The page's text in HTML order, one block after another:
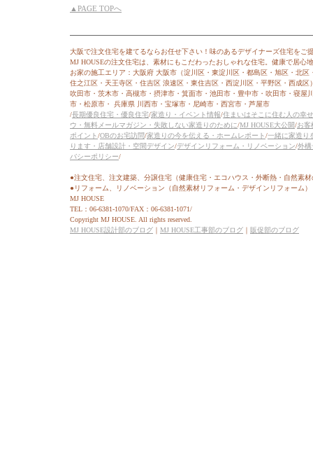
▲PAGE TOPへ
大阪で注文住宅を建てるならお任せ下さい！味のあるデザイナーズ住宅をご
MJ HOUSEの注文住宅は、素材にもこだわったおしゃれな住宅。健康で居心
お家の施工エリア：大阪府 大阪市（淀川区・東淀川区・都島区・旭区・北
住之江区・天王寺区・住吉区 浪速区・東住吉区・西淀川区・平野区・西成区
吹田市・茨木市・高槻市・摂津市・箕面市・池田市・豊中市・吹田市・寝
市・松原市・ 兵庫県 川西市・宝塚市・尼崎市・西宮市・芦屋市
/長期優良住宅・優良住宅/家造り・イベント情報/住まいはそこに住む人の幸
ウ・無料メールマガジン・失敗しない家造りのために/MJ HOUSE大公開/お客
ポイント/OBのお宅訪問/家造りの今を伝える・ホームレポート/一緒に家造り
ります・店舗設計・空間デザイン/デザインリフォーム・リノベーション/外構
バシーポリシー/
●注文住宅、注文建築、分譲住宅（健康住宅・エコハウス・外断熱・自然素
●リフォーム、リノベーション（自然素材リフォーム・デザインリフォーム）
MJ HOUSE
TEL：06-6381-1070/FAX：06-6381-1071/
Copyright MJ HOUSE. All rights reserved.
MJ HOUSE設計部のブログ ｜ MJ HOUSE工事部のブログ ｜ 販促部のブログ